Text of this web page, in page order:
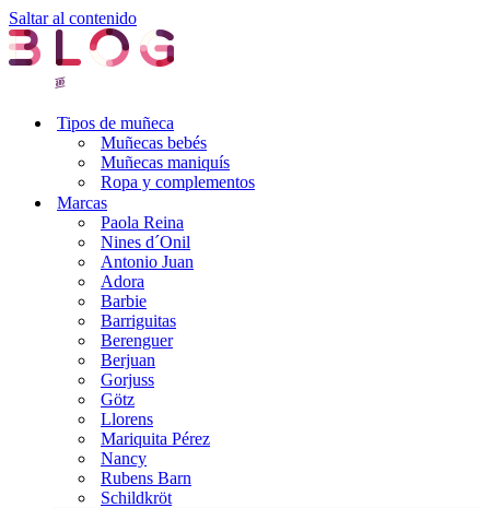
Saltar al contenido
Tipos de muñeca
Muñecas bebés
Muñecas maniquís
Ropa y complementos
Marcas
Paola Reina
Nines d´Onil
Antonio Juan
Adora
Barbie
Barriguitas
Berenguer
Berjuan
Gorjuss
Götz
Llorens
Mariquita Pérez
Nancy
Rubens Barn
Schildkröt